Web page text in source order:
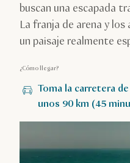
buscan una escapada
La franja de arena y
un paisaje realmente
¿Cómo llegar?
Toma la carretera
unos 90 km (45